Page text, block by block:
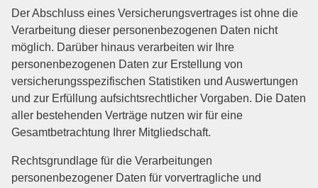
Der Abschluss eines Versicherungsvertrages ist ohne die
Verarbeitung dieser personenbezogenen Daten nicht
möglich. Darüber hinaus verarbeiten wir Ihre
personenbezogenen Daten zur Erstellung von
versicherungsspezifischen Statistiken und Auswertungen
und zur Erfüllung aufsichtsrechtlicher Vorgaben. Die Daten
aller bestehenden Verträge nutzen wir für eine
Gesamtbetrachtung Ihrer Mitgliedschaft.
Rechtsgrundlage für die Verarbeitungen
personenbezogener Daten für vorvertragliche und